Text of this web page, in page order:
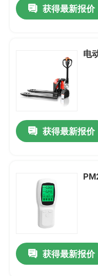
获得最新报价
电
获得最新报价
获得最新报价